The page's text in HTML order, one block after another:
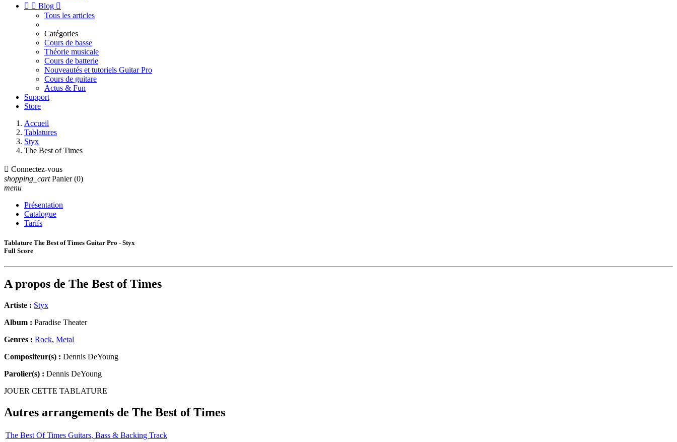
  Blog 
Tous les articles
Catégories
Cours de basse
Théorie musicale
Cours de batterie
Nouveautés et tutoriels Guitar Pro
Cours de guitare
Actus & Fun
Support
Store
Accueil
Tablatures
Styx
The Best of Times
 Connectez-vous
shopping_cart Panier (0)
menu
Présentation
Catalogue
Tarifs
Tablature The Best of Times Guitar Pro - Styx
Full Score
A propos de The Best of Times
Artiste : Styx
Album : Paradise Theater
Genres : Rock, Metal
Compositeur(s) : Dennis DeYoung
Parolier(s) : Dennis DeYoung
JOUER CETTE TABLATURE
Autres arrangements de The Best of Times
The Best Of Times Guitars, Bass & Backing Track